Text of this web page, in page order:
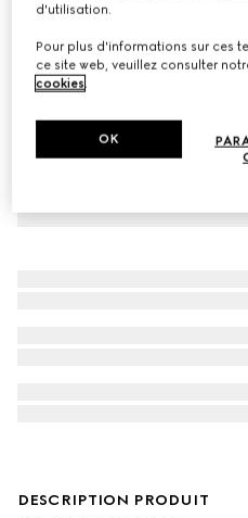
DESCRIPTION PRODUIT
d'utilisation.
Pour plus d'informations sur ces
ce site web, veuillez consulter
cookies.
OK